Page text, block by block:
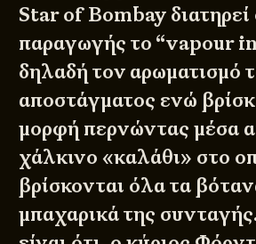
Star of Bombay
παραγωγής το “vapour
δηλαδή τον αρωματισμό
αποστάγματος ενώ
μορφή περνώντας μέσα
χάλκινο «καλάθι» στο
βρίσκονται όλα τα
μπαχαρικά της